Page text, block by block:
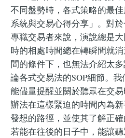
不同盤勢時，各式策略的最
系統與交易心得分享」。對
專職交易者來說，演說總是
時的相處時間總在轉瞬間就
間的條件下，也無法介紹太
論各式交易法的SOP細節。
能儘量提醒並關於聽眾在交
辦法在這樣緊迫的時間內為
發想的路徑，並使其了解正確
若能在往後的日子中，能讓